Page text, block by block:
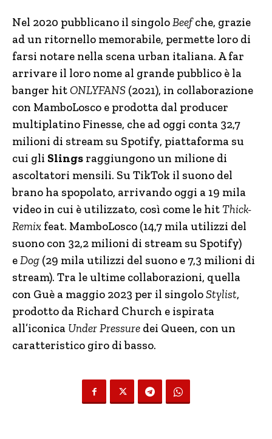
Nel 2020 pubblicano il singoloBeefche, grazie
ad un ritornello memorabile, permette loro di
farsi notare nella scena urban italiana. A far
arrivare il loro nome al grande pubblico è la
banger hitONLYFANS (2021), in collaborazione
con MamboLosco e prodotta dal producer
multiplatino Finesse, che ad oggi conta 32,7
milioni di stream su Spotify, piattaforma su
cui gli Slings raggiungono un milione di
ascoltatori mensili. Su TikTok il suono del
brano ha spopolato, arrivando oggi a 19 mila
video in cui è utilizzato, così come le hitThick-
Remix feat. MamboLosco (14,7 mila utilizzi del
suono con 32,2 milioni di stream su Spotify)
eDog (29 mila utilizzi del suono e 7,3 milioni di
stream). Tra le ultime collaborazioni, quella
con Guè a maggio 2023 per il singoloStylist,
prodotto da Richard Church e ispirata
all’iconica Under Pressure dei Queen, con un
caratteristico giro di basso.